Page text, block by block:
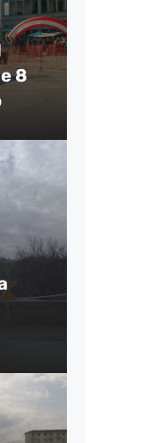
8